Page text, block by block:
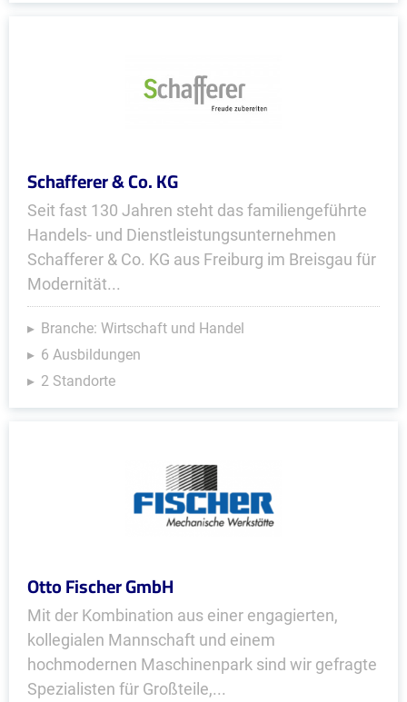
Schafferer & Co. KG
Seit fast 130 Jahren steht das familiengeführte
Handels- und Dienstleistungsunternehmen
Schafferer & Co. KG aus Freiburg im Breisgau für
Modernität...
Branche: Wirtschaft und Handel
6 Ausbildungen
2 Standorte
Otto Fischer GmbH
Mit der Kombination aus einer engagierten,
kollegialen Mannschaft und einem
hochmodernen Maschinenpark sind wir gefragte
Spezialisten für Großteile,...